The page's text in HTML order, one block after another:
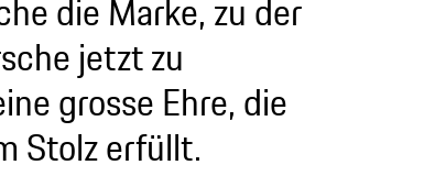
die Marke, zu der
jetzt zu
grosse Ehre, die
Stolz erfüllt.